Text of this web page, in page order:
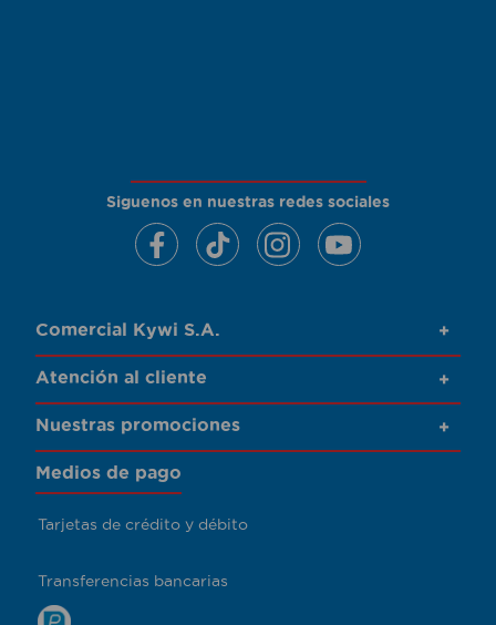
Siguenos en nuestras redes sociales
Comercial Kywi S.A. +
Atención al cliente +
Nuestras promociones +
Medios de pago
Tarjetas de crédito y débito
Transferencias bancarias